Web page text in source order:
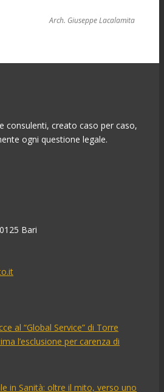
Arch. Giuseppe Lacalamita
consulenti, creato caso per caso,
ogni questione legale.
Bari
al “Global Service” di Torre
l’esclusione per carenza di
in Sanità: oltre il mito, verso uno